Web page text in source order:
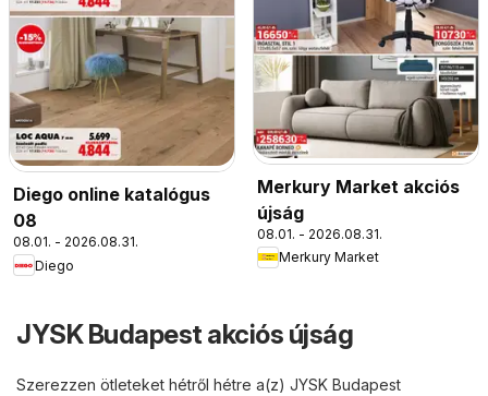
Diego online katalógus
08
08.01. - 2026.08.31.
Diego
Merkury Market akciós
újság
08.01. - 2026.08.31.
Merkury Market
JYSK Budapest akciós újság
Szerezzen ötleteket hétről hétre a(z) JYSK Budapest